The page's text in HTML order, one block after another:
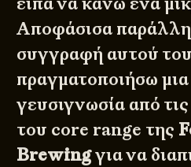
Αποφάσισα
συγγραφή αυτού
πραγματοποιήσω
γευσιγνωσία από
του core range της
Brewingγια να